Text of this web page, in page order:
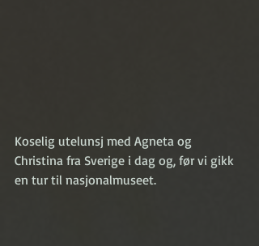
Koselig utelunsj med Agneta og
Christina fra Sverige i dag og, før vi gikk
en tur til nasjonalmuseet.